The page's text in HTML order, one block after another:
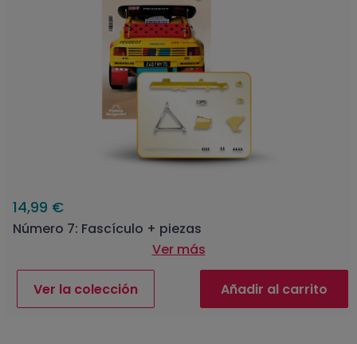
14,99 €
Número 7: Fascículo + piezas
Ver más
Ver la colección Añadir al carrito